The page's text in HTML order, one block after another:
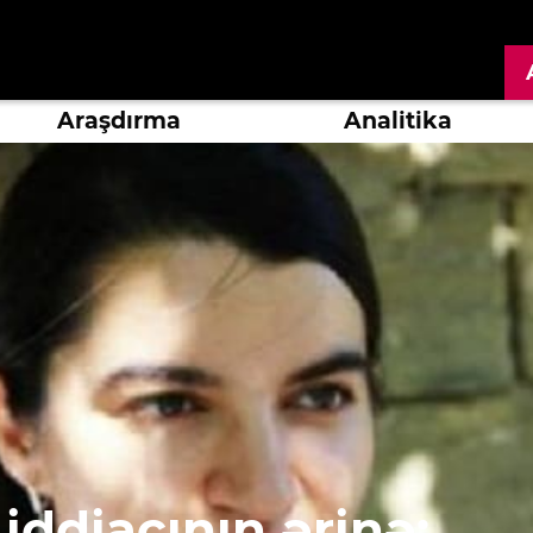
Araşdırma Analitika